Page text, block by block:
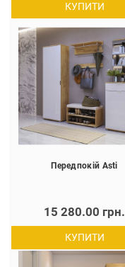
КУПИТИ
Передпокій Asti
15 280.00 грн.
КУПИТИ